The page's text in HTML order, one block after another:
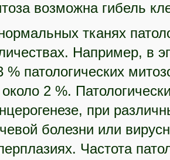
возможна гибель
тканях
Например, в
% патологических
2 %.
при
болезни или
Частота